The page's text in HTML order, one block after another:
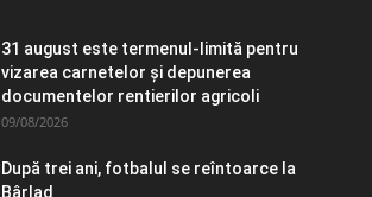
31 august este termenul-limită pentru
vizarea carnetelor și depunerea
documentelor rentierilor agricoli
09/08/2026
După trei ani, fotbalul se reîntoarce la
Bârlad